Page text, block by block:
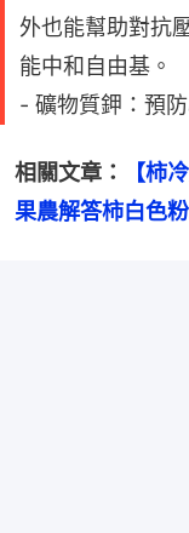
外也能幫助對抗
能中和自由基。
- 礦物質鉀：預
相關文章：
【柿
果農解答柿白色